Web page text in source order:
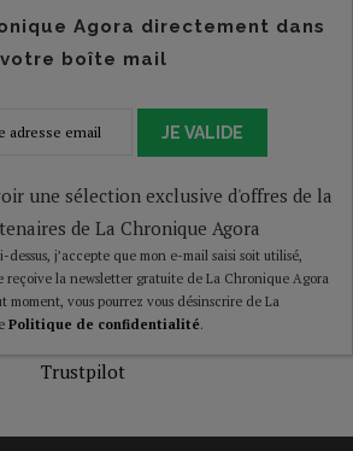
Agora directement dans
votre boîte mail
JE VALIDE
une sélection exclusive d'offres de la
de La Chronique Agora
j’accepte que mon e-mail saisi soit utilisé,
la newsletter gratuite de La Chronique Agora
moment, vous pourrez vous désinscrire de La
Politique de confidentialité.
Trustpilot